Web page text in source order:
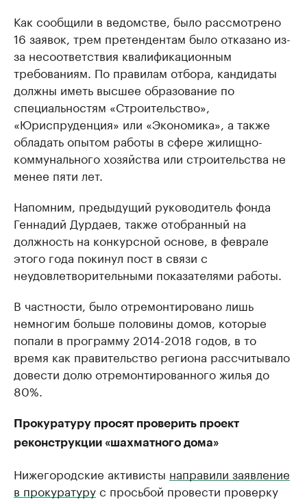
Как сообщили в ведомстве, было рассмотрено
16 заявок, трем претендентам было отказано из-
за несоответствия квалификационным
требованиям. По правилам отбора, кандидаты
должны иметь высшее образование по
специальностям «Строительство»,
«Юриспруденция» или «Экономика», а также
обладать опытом работы в сфере жилищно-
коммунального хозяйства или строительства не
менее пяти лет.
Напомним, предыдущий руководитель фонда
Геннадий Дурдаев, также отобранный на
должность на конкурсной основе, в феврале
этого года покинул пост в связи с
неудовлетворительными показателями работы.
В частности, было отремонтировано лишь
немногим больше половины домов, которые
попали в программу 2014-2018 годов, в то
время как правительство региона рассчитывало
довести долю отремонтированного жилья до
80%.
Прокуратуру просят проверить проект
реконструкции «шахматного дома»
Нижегородские активисты направили заявление
в прокуратурус просьбой провести проверку